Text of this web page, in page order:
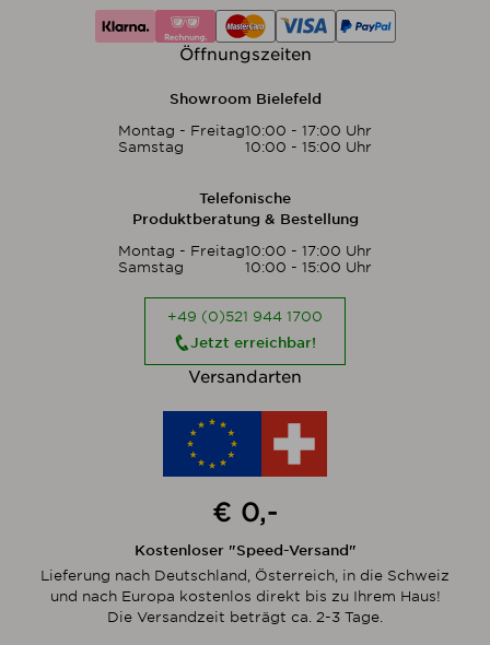
Öffnungszeiten
Showroom Bielefeld
Montag - Freitag10:00 - 17:00 Uhr
Samstag
10:00 - 15:00 Uhr
Telefonische
Produktberatung & Bestellung
Montag - Freitag10:00 - 17:00 Uhr
Samstag
10:00 - 15:00 Uhr
+49 (0)521 944 1700
Jetzt erreichbar!
Versandarten
€ 0,-
Kostenloser "Speed-Versand"
Lieferung nach Deutschland, Österreich, in die Schweiz
und nach Europa kostenlos direkt bis zu Ihrem Haus!
Die Versandzeit beträgt ca. 2-3 Tage.